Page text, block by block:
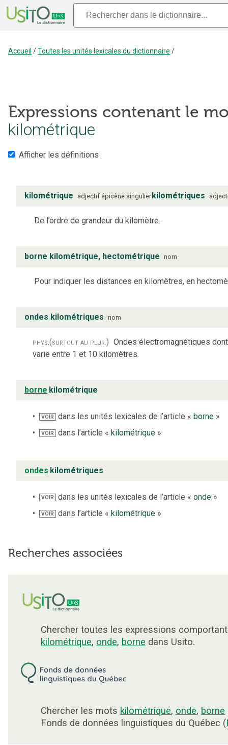
Accueil /Toutes les unités lexicales du dictionnaire /
Expressions contenant le
kilométrique
Afficher les définitions
kilométrique adjectif épicène singulierkilométriques
De l’ordre de grandeur du kilomètre.
borne kilométrique, hectométrique nom
Pour indiquer les distances en kilomètres, en
ondes kilométriques nom
phys.(surtout au plur.) Ondes électromagnétiques
varie entre 1 et 10 kilomètres.
borne kilométrique
VOIR dans les unités lexicales de l’article «borne »
VOIR dans l’article «kilométrique »
ondes kilométriques
VOIR dans les unités lexicales de l’article «onde »
VOIR dans l’article «kilométrique »
Recherches associées
Chercher toutes les expressions
kilométrique, onde, borne dans Usito.
Chercher les mots kilométrique, onde, borne
Fonds de données linguistiques du Québec (